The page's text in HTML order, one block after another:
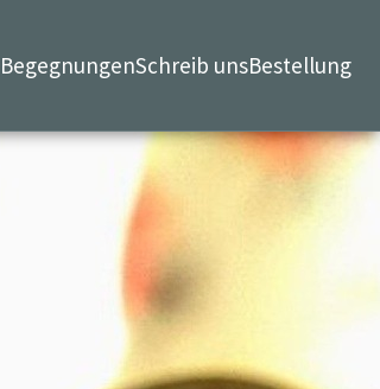
BegegnungenSchreib unsBestellung